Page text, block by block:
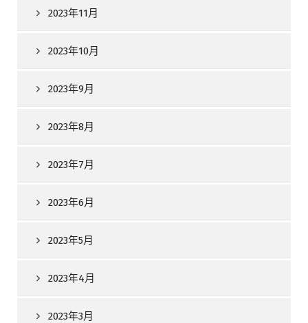
2023年11月
2023年10月
2023年9月
2023年8月
2023年7月
2023年6月
2023年5月
2023年4月
2023年3月